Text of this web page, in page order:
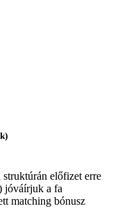
előfizet erre
jóváírjuk a fa
matching bónusz